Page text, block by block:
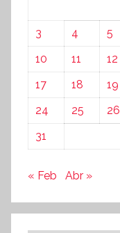
3
4 5
10
11 12
17
18 19
24
25 26
31
« Feb Abr »